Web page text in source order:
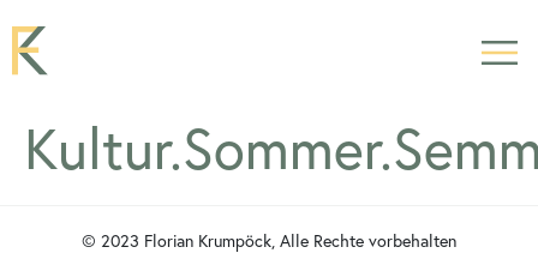
© 2023 Florian Krumpöck, Alle Rechte vorbehalten